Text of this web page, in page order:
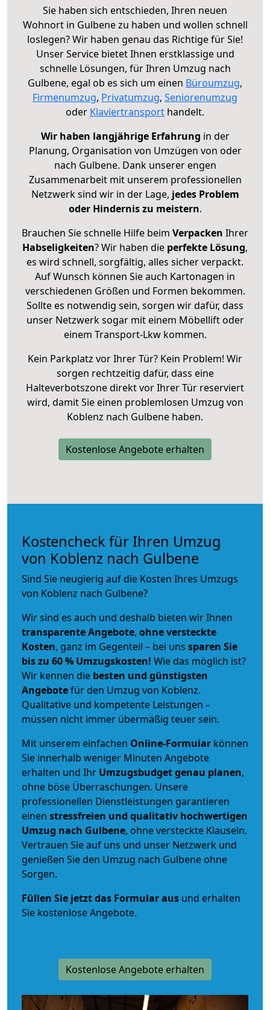
Sie haben sich entschieden, Ihren neuen
Wohnort in Gulbene zu haben und wollen schnell
loslegen? Wir haben genau das Richtige für Sie!
Unser Service bietet Ihnen erstklassige und
schnelle Lösungen, für Ihren Umzug nach
Gulbene, egal ob es sich um einen Büroumzug,
Firmenumzug, Privatumzug, Seniorenumzug
oder Klaviertransport handelt.
Wir haben langjährige Erfahrung in der
Planung, Organisation von Umzügen von oder
nach Gulbene. Dank unserer engen
Zusammenarbeit mit unserem professionellen
Netzwerk sind wir in der Lage, jedes Problem
oder Hindernis zu meistern.
Brauchen Sie schnelle Hilfe beim Verpacken Ihrer
Habseligkeiten? Wir haben die perfekte Lösung,
es wird schnell, sorgfältig, alles sicher verpackt.
Auf Wunsch können Sie auch Kartonagen in
verschiedenen Größen und Formen bekommen.
Sollte es notwendig sein, sorgen wir dafür, dass
unser Netzwerk sogar mit einem Möbellift oder
einem Transport-Lkw kommen.
Kein Parkplatz vor Ihrer Tür? Kein Problem! Wir
sorgen rechtzeitig dafür, dass eine
Halteverbotszone direkt vor Ihrer Tür reserviert
wird, damit Sie einen problemlosen Umzug von
Koblenz nach Gulbene haben.
Kostenlose Angebote erhalten
Kostencheck für Ihren Umzug
von Koblenz nach Gulbene
Sind Sie neugierig auf die Kosten Ihres Umzugs
von Koblenz nach Gulbene?
Wir sind es auch und deshalb bieten wir Ihnen
transparente Angebote, ohne versteckte
Kosten, ganz im Gegenteil – bei uns sparen Sie
bis zu 60 % Umzugskosten! Wie das möglich ist?
Wir kennen die besten und günstigsten
Angebotefür den Umzug von Koblenz.
Qualitative und kompetente Leistungen –
müssen nicht immer übermäßig teuer sein.
Mit unserem einfachen Online-Formular können
Sie innerhalb weniger Minuten Angebote
erhalten und Ihr Umzugsbudgetgenau planen,
ohne böse Überraschungen. Unsere
professionellen Dienstleistungen garantieren
einen stressfreien und qualitativ hochwertigen
Umzug nach Gulbene, ohne versteckte Klauseln.
Vertrauen Sie auf uns und unser Netzwerk und
genießen Sie den Umzug nach Gulbene ohne
Sorgen.
Füllen Sie jetzt das Formular aus und erhalten
Sie kostenlose Angebote.
Kostenlose Angebote erhalten